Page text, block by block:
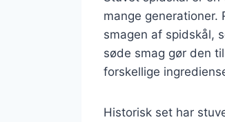
mange
smagen af spidskål,
søde smag gør den
forskellige
Historisk set har